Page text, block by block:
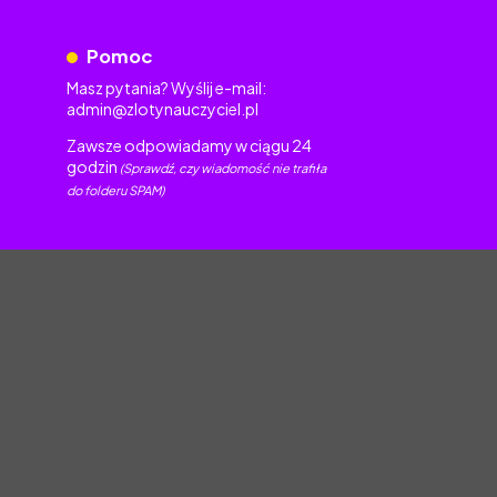
Pomoc
Masz pytania? Wyślij e-mail:
admin@zlotynauczyciel.pl
Zawsze odpowiadamy w ciągu 24
godzin (Sprawdź, czy wiadomość nie trafiła
do folderu SPAM)